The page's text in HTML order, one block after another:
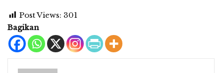
Post Views: 301
Bagikan